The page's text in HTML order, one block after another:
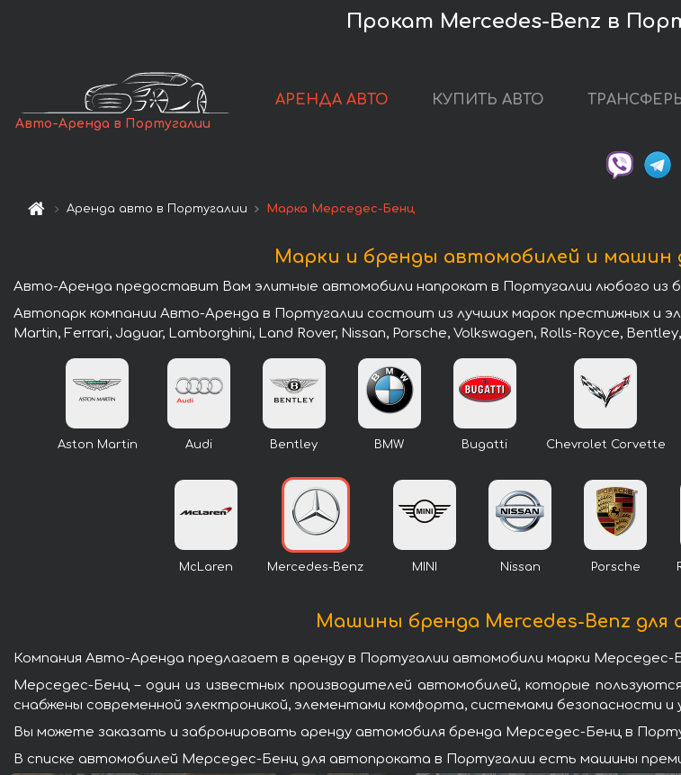
Прокат Mercedes-Benz в
Авто-Аренда в Португалии
АРЕНДА АВТО КУПИТЬ АВТО
Аренда авто в Португалии Марка Мерседес-Бенц
Марки и бренды автомобилей и машин
Авто-Аренда предоставит Вам элитные автомобили напрокат в Португалии любого из
Автопарк компании Авто-Аренда в Португалии состоит из лучших марок престижных и
Martin, Ferrari, Jaguar, Lamborghini, Land Rover, Nissan, Porsche, Volkswagen, Rolls-Royce,
Aston Martin Audi Bentley BMW Bugatti Chevrolet Corvette
McLaren Mercedes-Benz MINI Nissan Porsche
Машины бренда Mercedes-Benz для
Компания Авто-Аренда предлагает в аренду в Португалии автомобили марки Мерседес-
Мерседес-Бенц – один из известных производителей автомобилей, которые
снабжены современной электроникой, элементами комфорта, системами безопасности и
Вы можете заказать и забронировать аренду автомобиля бренда Мерседес-Бенц в
В списке автомобилей Мерседес-Бенц для автопроката в Португалии есть машины